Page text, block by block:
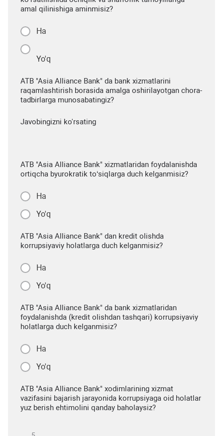
amal qilinishiga aminmisiz?
Ha
Yo'q
ATB "Asia Alliance Bank" da bank xizmatlarini
raqamlashtirish borasida amalga oshirilayotgan chora-
tadbirlarga munosabatingiz?
Javobingizni ko'rsating
ATB "Asia Alliance Bank" xizmatlaridan foydalanishda
ortiqcha byurokratik to‘siqlarga duch kelganmisiz?
Ha
Yo'q
ATB "Asia Alliance Bank" dan kredit olishda
korrupsiyaviy holatlarga duch kelganmisiz?
Ha
Yo'q
ATB "Asia Alliance Bank" da bank xizmatlaridan
foydalanishda (kredit olishdan tashqari) korrupsiyaviy
holatlarga duch kelganmisiz?
Ha
Yo'q
ATB "Asia Alliance Bank" xodimlarining xizmat
vazifasini bajarish jarayonida korrupsiyaga oid holatlar
yuz berish ehtimolini qanday baholaysiz?